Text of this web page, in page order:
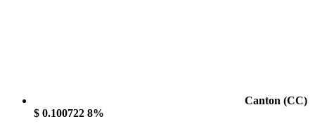
Canton (CC)
$ 0.100722 8%